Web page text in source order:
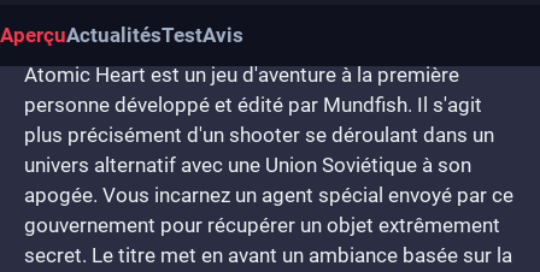
AperçuActualitésTestAvis
Atomic Heart est un jeu d'aventure à la première
personne développé et édité par Mundfish. Il s'agit
plus précisément d'un shooter se déroulant dans un
univers alternatif avec une Union Soviétique à son
apogée. Vous incarnez un agent spécial envoyé par ce
gouvernement pour récupérer un objet extrêmement
secret. Le titre met en avant un ambiance basée sur la